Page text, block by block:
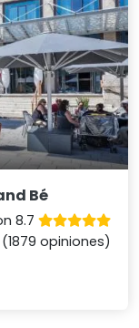
Bé
8.7
(1879 opiniones)